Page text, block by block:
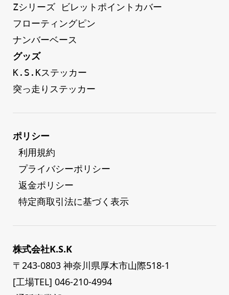
Zシリーズ ビレットポイントカバー
フローティングピン
ナンバーベース
グッズ
K.S.Kステッカー
突っ走りステッカー
ポリシー
利用規約
プライバシーポリシー
返金ポリシー
特定商取引法に基づく表示
株式会社K.S.K
〒243-0803 神奈川県厚木市山際518-1
[工場TEL] 046-210-4994